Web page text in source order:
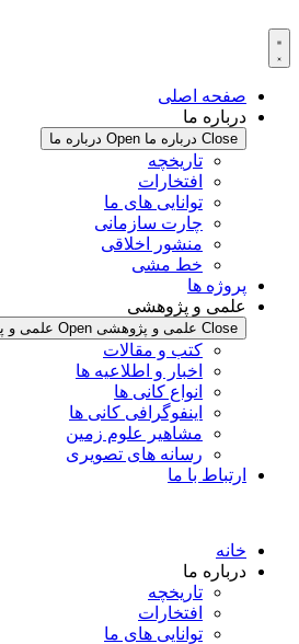
به
محتوا
صفحه اصلی
درباره ما
Close درباره ما Open درباره ما
تاریخچه
افتخارات
توانایی های ما
چارت سازمانی
منشور اخلاقی
خط مشی
پروژه ها
علمی و پژوهشی
Close علمی و پژوهشی Open علمی و پژوهشی
کتب و مقالات
اخبار و اطلاعیه ها
انواع کانی ها
اینفوگرافی کانی ها
مشاهیر علوم زمین
رسانه های تصویری
ارتباط با ما
خانه
درباره ما
تاریخچه
افتخارات
توانایی های ما